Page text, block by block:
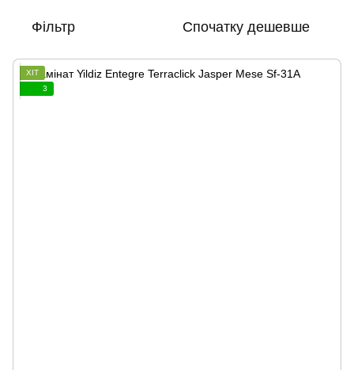
Фільтр Спочатку дешевше
ХІТ
3